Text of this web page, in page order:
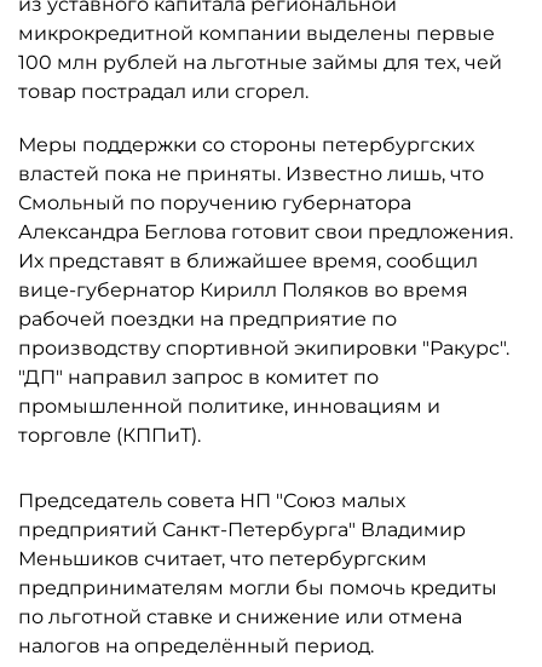
микрокредитной компании выделены первые
100 млн рублей на льготные займы для тех, чей
товар пострадал или сгорел.
Меры поддержки со стороны петербургских
властей пока не приняты. Известно лишь, что
Смольный по поручению губернатора
Александра Беглова готовит свои предложения.
Их представят в ближайшее время, сообщил
вице-губернатор Кирилл Поляков во время
рабочей поездки на предприятие по
производству спортивной экипировки "Ракурс".
"ДП" направил запрос в комитет по
промышленной политике, инновациям и
торговле (КППиТ).
Председатель совета НП "Союз малых
предприятий Санкт-Петербурга" Владимир
Меньшиков считает, что петербургским
предпринимателям могли бы помочь кредиты
по льготной ставке и снижение или отмена
налогов на определённый период.